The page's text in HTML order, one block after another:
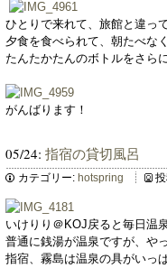
ひとりで来れて、旅館と違っ
夕食を食べられて、朝たべな
たんたかたんのボトルをさら
がんばります！
05/24: 指宿の貸切風呂
カテゴリー: hotspring
いけりり＠KOJ戻ると毎日温泉
普通に銭湯が温泉ですが、や
指宿、霧島は温泉の具がいっ